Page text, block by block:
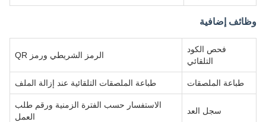
وظائف إضافية
فحص الكود
التلقائي
الرمز الشريطي ورمز QR
طباعة الملصقات طباعة الملصقات التلقائية عند إزالة الملف
سجل العد
الاستفسار حسب الفترة الزمنية ورقم طلب
العمل